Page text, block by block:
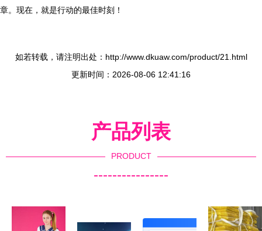
章。现在，就是行动的最佳时刻！
如若转载，请注明出处：http://www.dkuaw.com/product/21.html
更新时间：2026-08-06 12:41:16
产品列表
PRODUCT
----------------